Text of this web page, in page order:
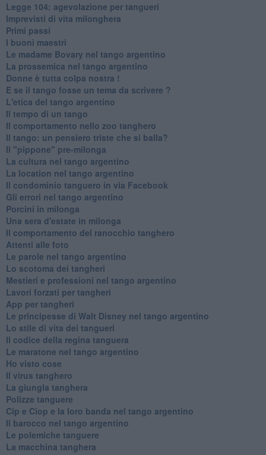
Legge 104: agevolazione per tangueri
Imprevisti di vita milonghera
Primi passi
I buoni maestri
Le madame Bovary nel tango argentino
La prossemica nel tango argentino
Donne è tutta colpa nostra !
E se il tango fosse un tema da scrivere ?
L'etica del tango argentino
Il tempo di un tango
Il comportamento nello zoo tanghero
Il tango: un pensiero triste che si balla?
Il "pippone" pre-milonga
La cultura nel tango argentino
La location nel tango argentino
Il condominio tanguero in via Facebook
Gli errori nel tango argentino
Porcini in milonga
Una sera d'estate in milonga
Il comportamento del ranocchio tanghero
Attenti alle foto
Le parole nel tango argentino
Lo scotoma dei tangheri
Mestieri e professioni nel tango argentino
Lavori forzati per tangheri
App per tangheri
Le principesse di Walt Disney nel tango argentino
Lo stile di vita dei tangueri
Il codice della regina tanguera
Le maratone nel tango argentino
Ho visto cose
Il virus tanghero
La giungla tanghera
Polizze tanguere
Cip e Ciop e la loro banda nel tango argentino
Il barocco nel tango argentino
Le polemiche tanguere
La macchina tanghera